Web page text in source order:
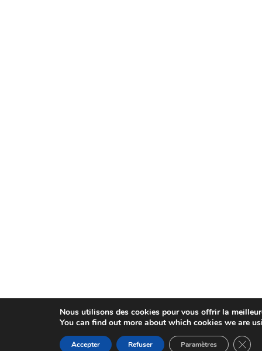
Nous utilisons des cookies pour vous offrir la
You can find out more about which cookies we are
Accepter Refuser Paramètres